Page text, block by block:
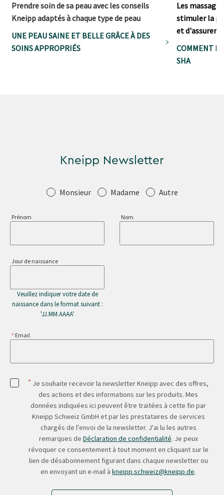
Prendre soin de sa peau avec les conseils
Kneipp adaptés à chaque type de peau
UNE PEAU SAINE ET BELLE GRÂCE À DES
SOINS APPROPRIÉS
Les
stimuler la
et d'assurer
COMMENT
SHA
Kneipp Newsletter
SalutationMonsieur Madame Autre
Prénom Nom
Jour de naissance
Veuillez indiquer votre date de
naissance dans le format suivant :
'JJ.MM.AAAA'
Email
* Je souhaite recevoir la newsletter Kneipp avec des offres,
des actions et des informations sur les produits. Mes
données indiquées ici peuvent être traitées à cette fin par
Kneipp Schweiz GmbH et par les prestataires de services
chargés de l'envoi de la newsletter. J'ai lu les autres
remarques de Déclaration de confidentialité. Je peux
révoquer ce consentement à tout moment en cliquant sur le
lien de désabonnement figurant dans chaque newsletter ou
en envoyant un e-mail à kneipp.schweiz@kneipp.de.